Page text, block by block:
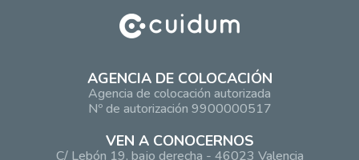
AGENCIA DE COLOCACIÓN
Agencia de colocación autorizada
Nº de autorización 9900000517
VEN A CONOCERNOS
C/ Lebón 19, bajo derecha - 46023 Valencia